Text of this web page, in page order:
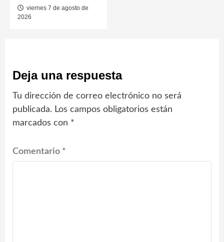
viernes 7 de agosto de
2026
Deja una respuesta
Tu dirección de correo electrónico no será
publicada. Los campos obligatorios están
marcados con *
Comentario *